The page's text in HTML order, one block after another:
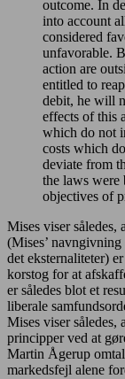
outcome. In
into account
considered
unfavorable.
action are
entitled to
debit, he will
effects of this
which do not
costs which
deviate from
the laws were
objectives of
Mises viser således,
(Mises’
det eksternaliteter)
korstog for at
er således blot et
liberale
Mises viser således,
principper ved at
Martin Ågerup
markedsfejl alene